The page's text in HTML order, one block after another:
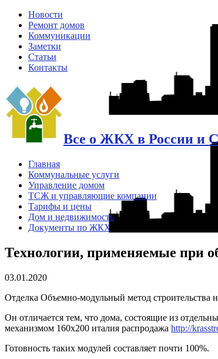
Новости
Ремонт домов
Коммуникации
Заметки
Статьи
Контакты
Все о ЖКХ в России и
Главная
Коммунальные услуги
Управление домом
ТСЖ и управляющие компании
Тарифы и цены
Дом и недвижимость
Документы по ЖКХ
Технологии, применяемые при
03.01.2020
Отделка Объемно-модульный метод
Он отличается тем, что дома, состоящие из
механизмом 160х200 италия распродажа http://
Готовность таких модулей составляет почти 100%.